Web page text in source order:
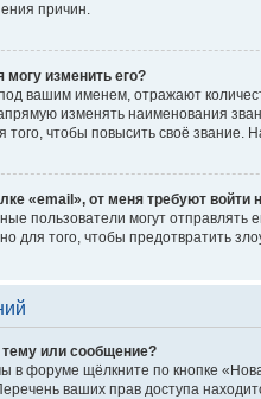
причин.
могу изменить его?
вашим именем, отражают
изменять наименования
того, чтобы повысить своё
«email», от меня требуют войти
пользователи могут
для того, чтобы предотвратить
или сообщение?
в форуме щёлкните по кнопке
ваших прав доступа